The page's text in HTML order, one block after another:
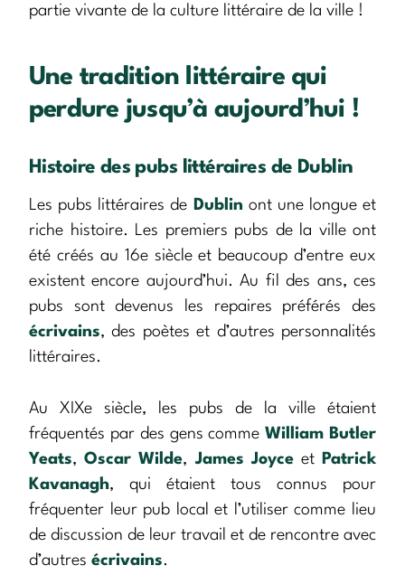
partie vivante de la culture littéraire de la ville !
Une tradition littéraire qui
perdure jusqu’à aujourd’hui !
Histoire des pubs littéraires de Dublin
Les pubs littéraires de Dublin ont une longue et
riche histoire. Les premiers pubs de la ville ont
été créés au 16e siècle et beaucoup d’entre eux
existent encore aujourd’hui. Au fil des ans, ces
pubs sont devenus les repaires préférés des
écrivains, des poètes et d’autres personnalités
littéraires.
Au XIXe siècle, les pubs de la ville étaient
fréquentés par des gens commeWilliam Butler
Yeats,Oscar Wilde,James Joyceet
Patrick
Kavanagh, qui étaient tous connus pour
fréquenter leur pub local et l’utiliser comme lieu
de discussion de leur travail et de rencontre avec
d’autres écrivains.